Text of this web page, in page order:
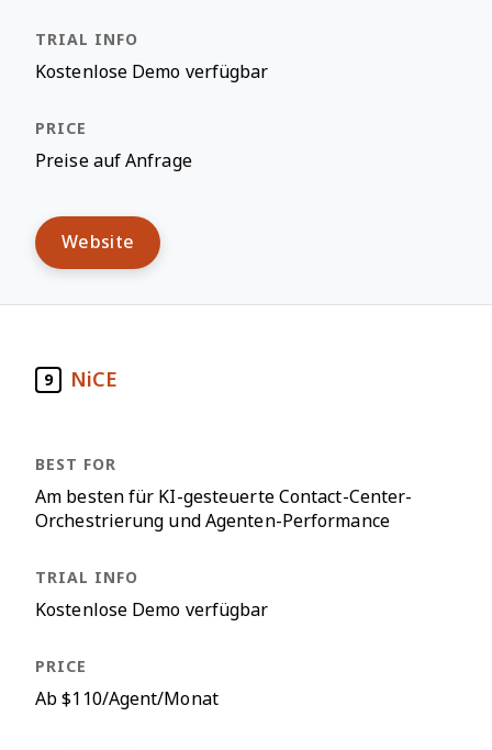
Kostenlose Demo verfügbar
Preise auf Anfrage
Website
9 NiCE
Am besten für KI-gesteuerte Contact-Center-
Orchestrierung und Agenten-Performance
Kostenlose Demo verfügbar
Ab $110/Agent/Monat